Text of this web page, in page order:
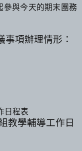
參與今天的期末團務
項辦理情形：
日程表
教學輔導工作日